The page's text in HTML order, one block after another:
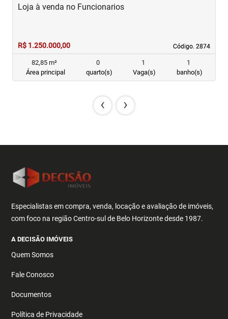
Código. 2874
Código. 2874
Loja à venda no Funcionarios
R$ 1.250.000,00
82,85 m²
Área principal
0
quarto(s)
1
Vaga(s)
1
banho(s)
‹ ›
Especialistas em compra, venda, locação e avaliação de imóveis,
com foco na região Centro-sul de Belo Horizonte desde 1987.
A DECISÃO IMÓVEIS
Quem Somos
Fale Conosco
Documentos
Política de Privacidade